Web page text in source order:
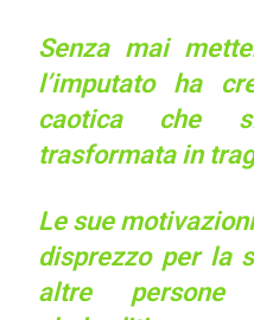
Senza mai
l’imputato ha
caotica che
trasformata in
Le sue
disprezzo per la
altre